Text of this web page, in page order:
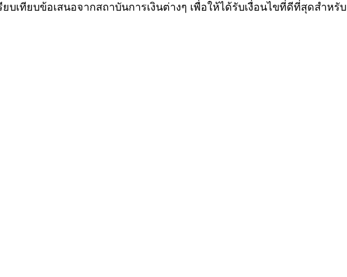
บเทียบข้อเสนอจากสถาบันการเงินต่างๆ เพื่อให้ได้รับเงื่อนไขที่ดีที่สุดสำหรับ